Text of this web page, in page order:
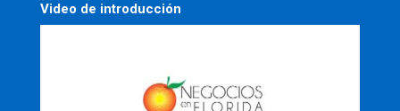
Video de introducción